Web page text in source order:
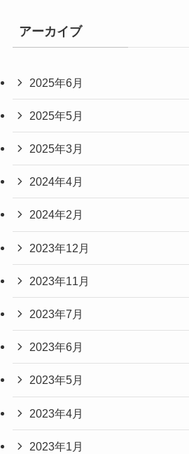
アーカイブ
2025年6月
2025年5月
2025年3月
2024年4月
2024年2月
2023年12月
2023年11月
2023年7月
2023年6月
2023年5月
2023年4月
2023年1月